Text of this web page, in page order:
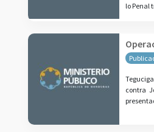
lo Penal
contra